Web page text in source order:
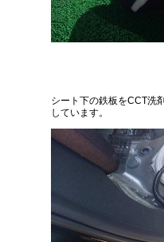
シート下の鉄板をCCT洗
しています。